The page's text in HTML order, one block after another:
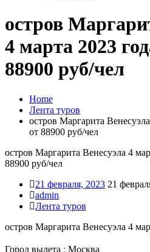
остров
4 марта 2023
88900 руб/чел
Home
Лента туров
остров Маргарита
от 88900 руб/чел
остров Маргарита Венесуэла 4
88900 руб/чел
21 февраля, 2023 21
admin
Лента туров
остров Маргарита Венесуэла 4
Город вылета : Москва